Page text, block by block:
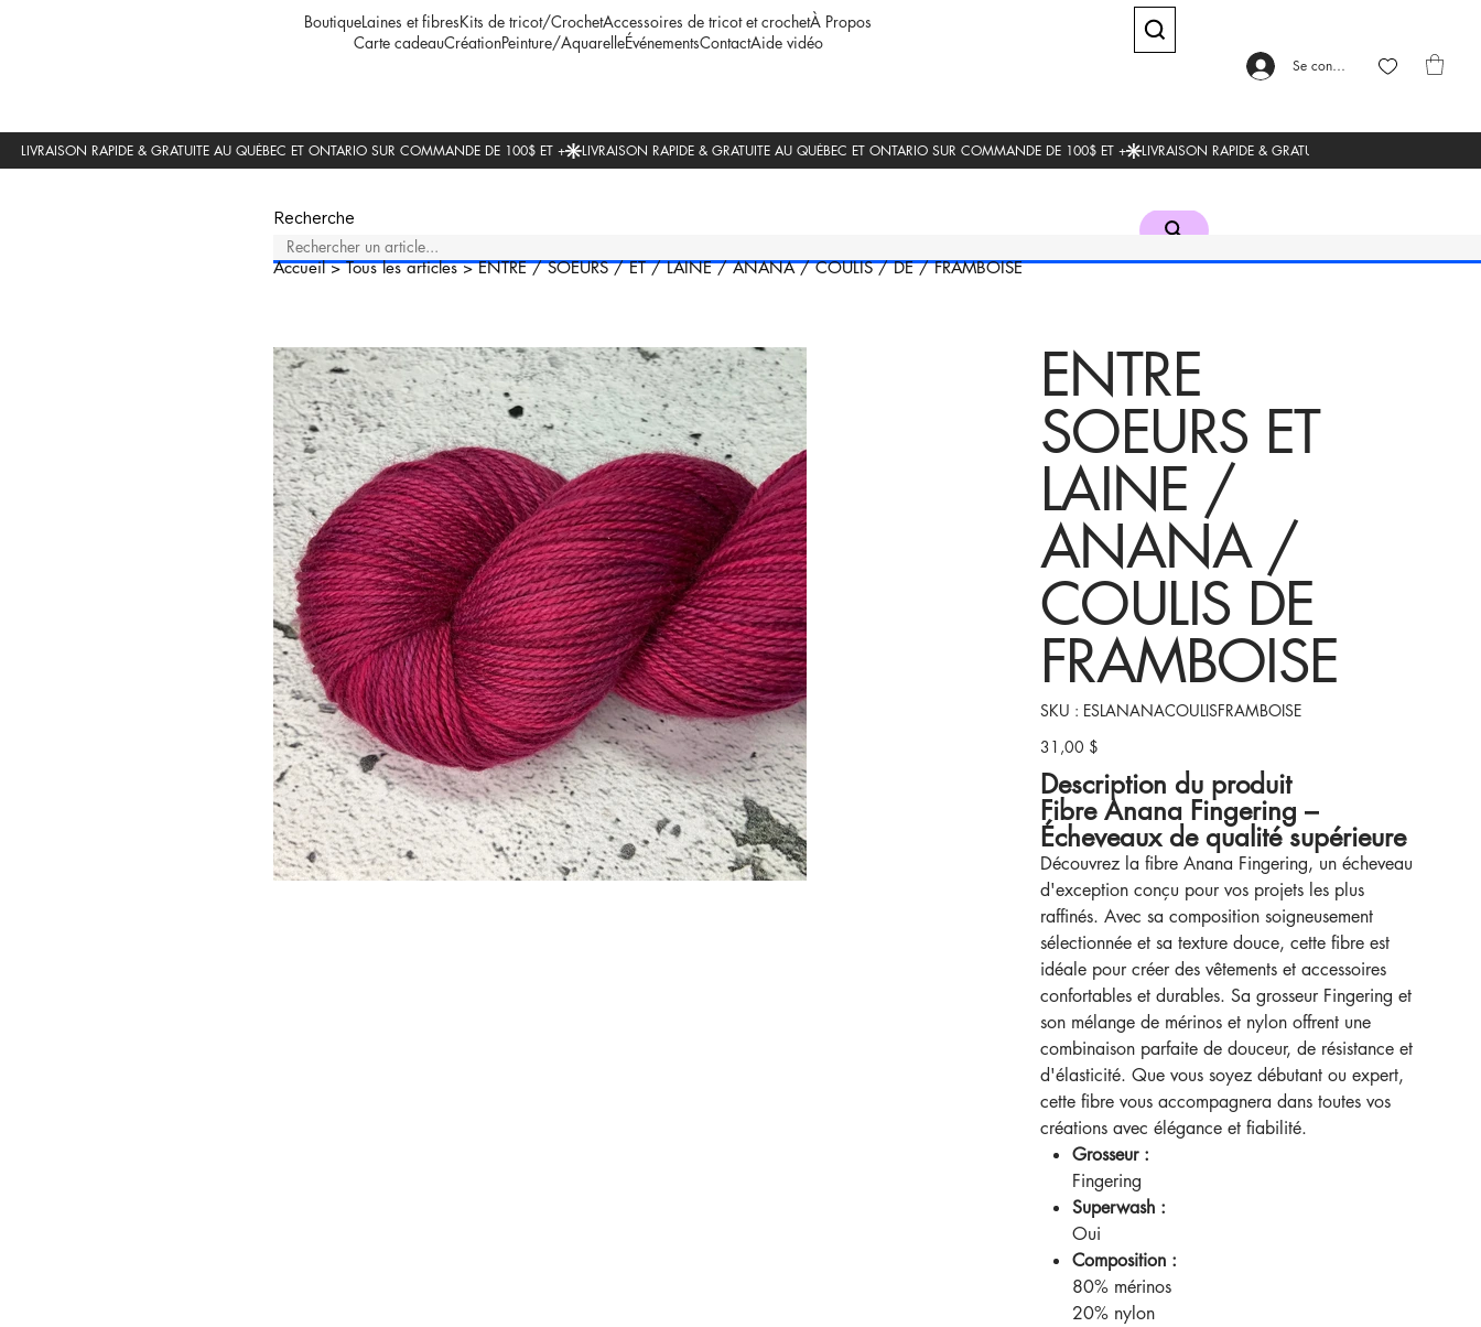
BoutiqueLaines et fibresKits de tricot/CrochetAccessoires de tricot et crochetÀ Propos
Carte cadeauCréationPeinture/AquarelleÉvénementsContactAide vidéo
Se connecter
Recherche
Accueil>Tous les articles>ENTRE / SOEURS / ET / LAINE / ANANA / COULIS / DE / FRAMBOISE
ENTRE
SOEURS ET
LAINE /
ANANA /
COULIS DE
FRAMBOISE
SKU : SKU
ESLANANACOULISFRAMBOISE
ESLANANACOULISFRAMBOISE
Prix
31,00 $
Description du produit
Fibre Anana Fingering –
Écheveaux de qualité supérieure
Découvrez la fibre Anana Fingering, un écheveau
d'exception conçu pour vos projets les plus
raffinés. Avec sa composition soigneusement
sélectionnée et sa texture douce, cette fibre est
idéale pour créer des vêtements et accessoires
confortables et durables. Sa grosseur Fingering et
son mélange de mérinos et nylon offrent une
combinaison parfaite de douceur, de résistance et
d'élasticité. Que vous soyez débutant ou expert,
cette fibre vous accompagnera dans toutes vos
créations avec élégance et fiabilité.
Grosseur :
Fingering
Superwash :
Oui
Composition :
80% mérinos
20% nylon